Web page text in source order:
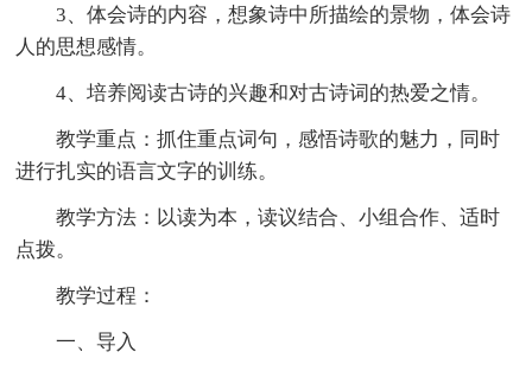
3、体会诗的内容，想象诗中所描绘的景物，体会诗
人的思想感情。
4、培养阅读古诗的兴趣和对古诗词的热爱之情。
教学重点：抓住重点词句，感悟诗歌的魅力，同时
进行扎实的语言文字的训练。
教学方法：以读为本，读议结合、小组合作、适时
点拨。
教学过程：
一、导入